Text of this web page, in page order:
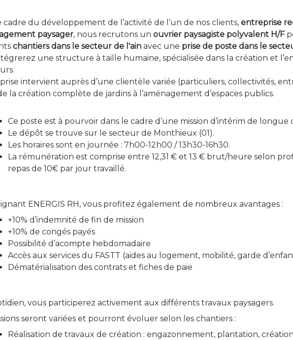
cadre du développement de l’activité de l’un de nos clients, entreprise
paysager, nous recrutons un ouvrier paysagiste polyvalent H/F
chantiers dans le secteur de l'ain avec une prise de poste dans le
une structure à taille humaine, spécialisée dans la création et
intervient auprès d’une clientèle variée (particuliers, collectivités,
la création complète de jardins à l’aménagement d’espaces publics.
Ce poste est à pourvoir dans le cadre d’une mission d’intérim de longue
Le dépôt se trouve sur le secteur de Monthieux (01).
Les horaires sont en journée : 7h00-12h00 / 13h30-16h30.
La rémunération est comprise entre 12,31 € et 13 € brut/heure selon
repas de 10€ par jour travaillé.
ENERGIS RH, vous profitez également de nombreux avantages :
+10% d’indemnité de fin de mission
+10% de congés payés
Possibilité d’acompte hebdomadaire
Accès aux services du FASTT (aides au logement, mobilité, garde
Dématérialisation des contrats et fiches de paie
vous participerez activement aux différents travaux paysagers.
seront variées et pourront évoluer selon les chantiers :
Réalisation de travaux de création : engazonnement, plantation,